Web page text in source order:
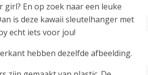
girl? En op zoek naar een leuke
is deze kawaii sleutelhanger met
echt iets voor jou!
hebben dezelfde afbeelding.